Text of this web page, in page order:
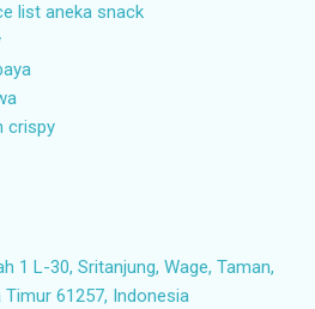
list aneka snack
crispy
1 L-30, Sritanjung, Wage, Taman,
61257, Indonesia